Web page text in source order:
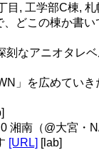
目, 工学部C棟, 札
どこの棟か書
なアニオタレ
」を広めていき
湘南（@大宮
[URL] [lab]